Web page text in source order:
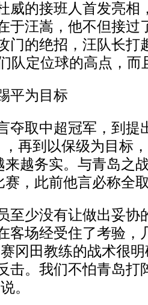
威的接班人首发亮相
于汪嵩，他不但接过
门的绝招，汪队长打
队定位球的高点，而
为目标
取中超冠军，到提
再到以保级为目标
来越务实。与青岛之
赛，此前他言必称全
少没有让做出妥协
客场经受住了考验，
冈田教练的战术很
击。我们不怕青岛打
。